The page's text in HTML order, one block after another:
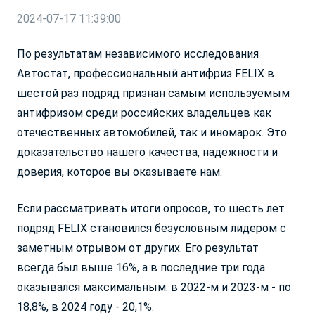
2024-07-17 11:39:00
По результатам независимого исследования
Автостат, профессиональный антифриз FELIX в
шестой раз подряд признан самым используемым
антифризом среди российских владельцев как
отечественных автомобилей, так и иномарок. Это
доказательство нашего качества, надежности и
доверия, которое вы оказываете нам.
Если рассматривать итоги опросов, то шесть лет
подряд FELIX становился безусловным лидером с
заметным отрывом от других. Его результат
всегда был выше 16%, а в последние три года
оказывался максимальным: в 2022-м и 2023-м - по
18,8%, в 2024 году - 20,1%.
Скачать положение об Акции «Приведи
друга»
Оставить заявку
свои данные, вы даете согласие на обработку персональных
данных
Мб - максимальный размер файла .pdf / .doc /
Отправить резюме
Нажимая на кнопку «Отправить»,Вы даете Согласие наобработку
персональных данных
Войти
Забыли пароль?
Еще не зарегистрировались? Регистрация